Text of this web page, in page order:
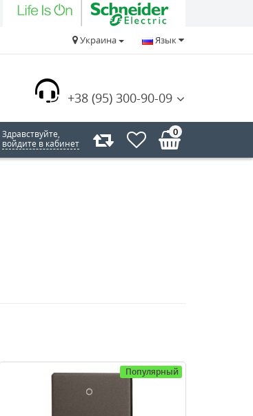
Язык
Украина
+38 (95) 300-90-09
Здравствуйте,
войдите в кабинет
0
Популярный